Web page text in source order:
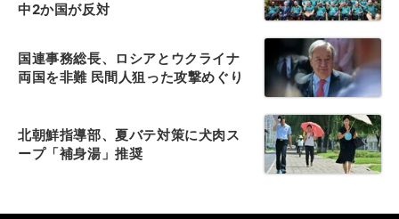
中2か国が反対
国連事務総長、ロシアとウクライナ
両国を非難 民間人狙った攻撃めぐり
北朝鮮指導部、夏バテ対策に犬肉ス
ープ「補身湯」推奨